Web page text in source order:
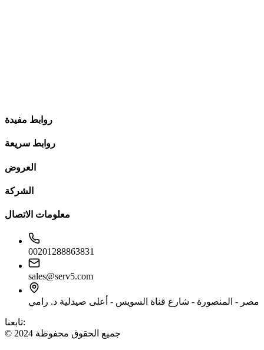
روابط مفيدة
روابط سريعة
العروض
الشركة
معلومات الاتصال
00201288863831
sales@serv5.com
مصر - المنصورة - شارع قناة السويس - أعلى صيدلية د. رامي
تابعنا:
© 2024 جميع الحقوق محفوظة